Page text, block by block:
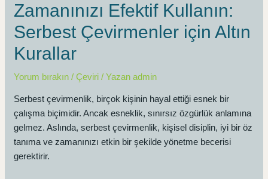
Zamanınızı Efektif Kullanın:
Serbest Çevirmenler için Altın
Kurallar
Yorum bırakın /Çeviri / Yazan admin
Serbest çevirmenlik, birçok kişinin hayal ettiği esnek bir
çalışma biçimidir. Ancak esneklik, sınırsız özgürlük anlamına
gelmez. Aslında, serbest çevirmenlik, kişisel disiplin, iyi bir öz
tanıma ve zamanınızı etkin bir şekilde yönetme becerisi
gerektirir.